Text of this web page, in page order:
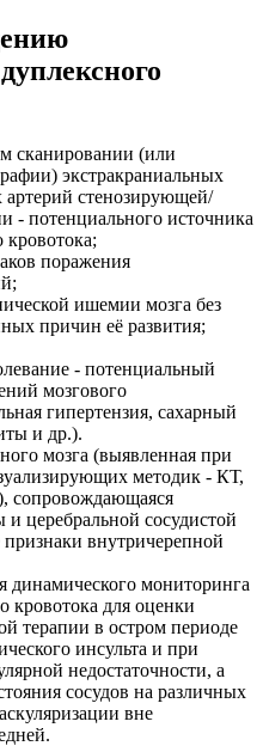
сканировании (или
экстракраниальных
артерий стенозирующей/
- потенциального источника
поражения
ишемии мозга без
причин её развития;
- потенциальный
мозгового
гипертензия, сахарный
и др.).
мозга (выявленная при
методик - КТ,
сопровождающаяся
церебральной сосудистой
внутричерепной
динамического мониторинга
кровотока для оценки
терапии в остром периоде
инсульта и при
недостаточности, а
сосудов на различных
вне